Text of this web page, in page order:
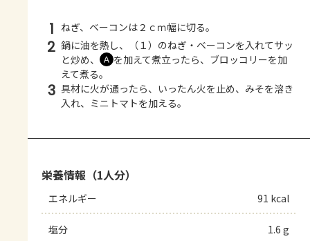
1 ねぎ、ベーコンは２ｃｍ幅に切る。
2 鍋に油を熱し、（１）のねぎ・ベーコンを入れてサッ
と炒め、
Ａ を加えて煮立ったら、ブロッコリーを加
えて煮る。
3 具材に火が通ったら、いったん火を止め、みそを溶き
入れ、ミニトマトを加える。
栄養情報（1人分）
エネルギー 91 kcal
塩分 1.6 g